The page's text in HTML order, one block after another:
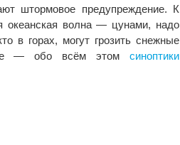
штормовое предупреждение. К
океанская волна — цунами, надо
в горах, могут грозить снежные
— обо всём этом синоптики